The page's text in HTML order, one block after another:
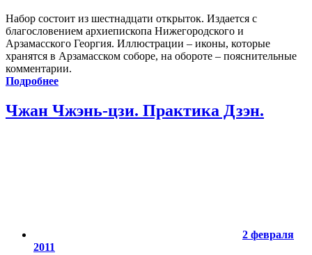
Набор состоит из шестнадцати открыток. Издается с
благословением архиепископа Нижегородского и
Арзамасского Георгия. Иллюстрации – иконы, которые
хранятся в Арзамасском соборе, на обороте – пояснительные
комментарии.
Подробнее
Чжан Чжэнь-цзи. Практика Дзэн.
2 февраля
2011